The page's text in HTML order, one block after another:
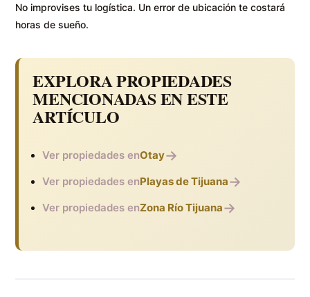
No improvises tu logística. Un error de ubicación te costará
horas de sueño.
EXPLORA PROPIEDADES
MENCIONADAS EN ESTE
ARTÍCULO
Ver propiedades enOtay→
Ver propiedades enPlayas de Tijuana→
Ver propiedades enZona Río Tijuana→